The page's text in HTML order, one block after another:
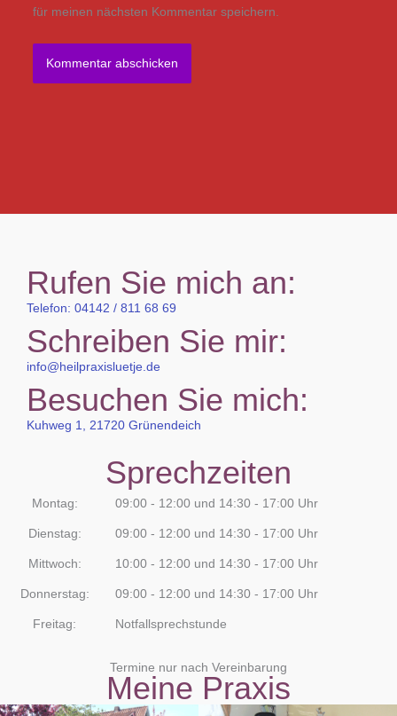
für meinen nächsten Kommentar speichern.
Rufen Sie mich an:
Telefon: 04142 / 811 68 69
Schreiben Sie mir:
info@heilpraxisluetje.de
Besuchen Sie mich:
Kuhweg 1, 21720 Grünendeich
Sprechzeiten
Montag: 09:00 - 12:00 und 14:30 - 17:00 Uhr
Dienstag: 09:00 - 12:00 und 14:30 - 17:00 Uhr
Mittwoch: 10:00 - 12:00 und 14:30 - 17:00 Uhr
Donnerstag: 09:00 - 12:00 und 14:30 - 17:00 Uhr
Freitag: Notfallsprechstunde
Termine nur nach Vereinbarung
Meine Praxis